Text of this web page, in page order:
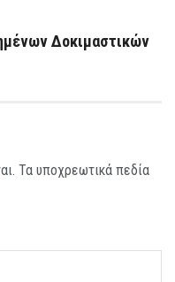
Δοκιμαστικών
Τα υποχρεωτικά πεδία